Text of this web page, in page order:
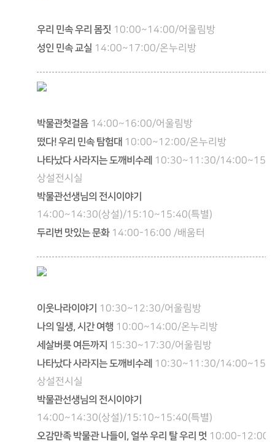
우리 민속 우리 몸짓 10:00~14:00/어울림방
성인 민속 교실 14:00~17:00/온누리방
박물관첫걸음 14:00~16:00/어울림방
떴다! 우리 민속 탐험대 10:00~12:00/온누리방
나타났다 사라지는 도깨비수레
10:30~11:30/
상설전시실
박물관선생님의 전시이야기
14:00~14:30(상설)/15:10~15:40(특별)
두리번 맛있는 문화 14:00-16:00 /배움터
이웃나라이야기 10:30~12:30/어울림방
나의 일생, 시간 여행 10:00~14:00/온누리방
세살버릇 여든까지 15:30~17:30/어울림방
나타났다 사라지는 도깨비수레
10:30~11:30/
상설전시실
박물관선생님의 전시이야기
14:00~14:30(상설)/15:10~15:40(특별)
오감만족 박물관 나들이, 얼쑤 우리 탈 우리 멋 10:00-12:00 /